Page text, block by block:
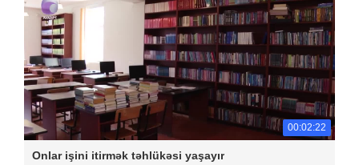
00:02:22
Onlar işini itirmək təhlükəsi yaşayır